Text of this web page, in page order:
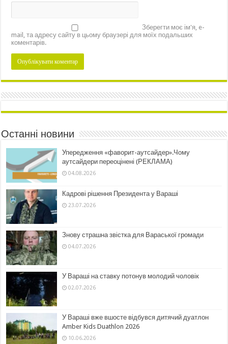
Зберегти моє ім'я, e-
mail, та адресу сайту в цьому браузері для моїх подальших
коментарів.
Останні новини
Упередження «фаворит-аутсайдер».Чому
аутсайдери переоцінені (РЕКЛАМА)
04.08.2026
Кадрові рішення Президента у Вараші
23.07.2026
Знову страшна звістка для Вараської громади
04.07.2026
У Вараші на ставку потонув молодий чоловік
02.07.2026
У Вараші вже вшосте відбувся дитячий дуатлон
Amber Kids Duathlon 2026
10.06.2026